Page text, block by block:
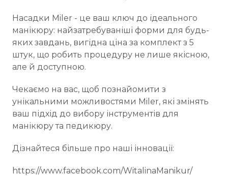
Насадки Miler - це ваш ключ до ідеального
манікюру: найзатребуваніші форми для будь-
яких завдань, вигідна ціна за комплект з 5
штук, що робить процедуру не лише якісною,
але й доступною.
Чекаємо на вас, щоб познайомити з
унікальними можливостями Miler, які змінять
ваш підхід до вибору інструментів для
манікюру та педикюру.
Дізнайтеся більше про наші інновації:
https://www.facebook.com/WitalinaManikur/